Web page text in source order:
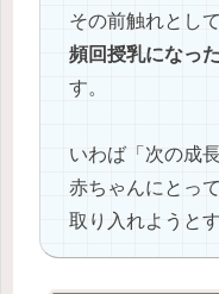
その前触れとし
頻回授乳になっ
す。
いわば「次の成
赤ちゃんにとっ
取り入れようと